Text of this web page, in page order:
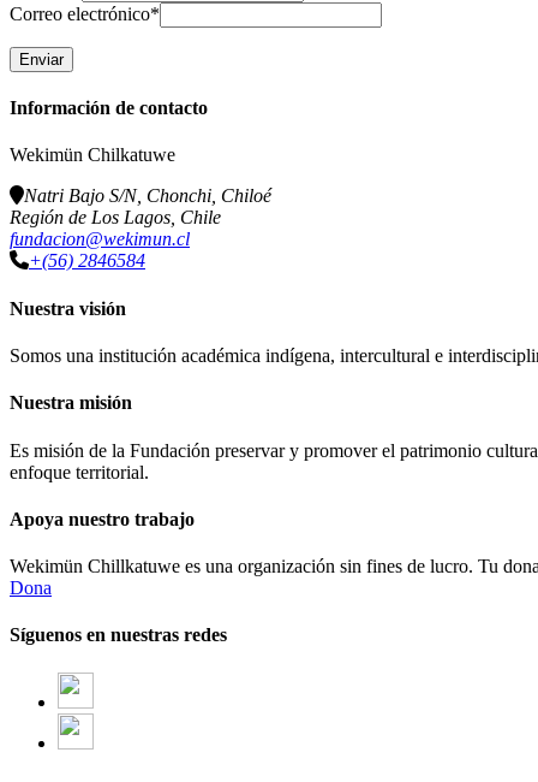
Correo electrónico*
Información de contacto
Wekimün Chilkatuwe
Natri Bajo S/N, Chonchi, Chiloé
Región de Los Lagos, Chile
fundacion@wekimun.cl
+(56) 2846584
Nuestra visión
Somos una institución académica indígena, intercultural e
Nuestra misión
Es misión de la Fundación preservar y promover el patrimonio
enfoque territorial.
Apoya nuestro trabajo
Wekimün Chillkatuwe es una organización sin fines de lucro. Tu
Dona
Síguenos en nuestras redes